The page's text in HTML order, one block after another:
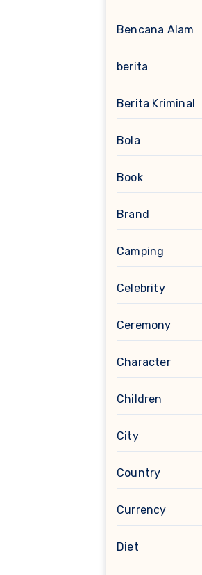
Bencana Alam
berita
Berita Kriminal
Bola
Book
Brand
Camping
Celebrity
Ceremony
Character
Children
City
Country
Currency
Diet